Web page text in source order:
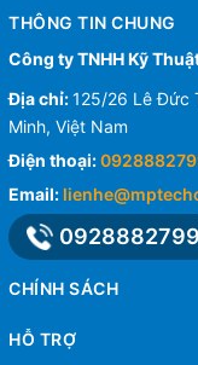
THÔNG TIN CHUNG
Công ty TNHH Kỹ
Địa chỉ:125/26 Lê Đức
Minh, Việt Nam
Điện thoại:
Email:
0928882799
CHÍNH SÁCH
HỖ TRỢ